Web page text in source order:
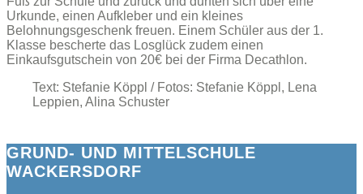
Urkunde, einen Aufkleber und ein kleines
Belohnungsgeschenk freuen. Einem Schüler aus der 1.
Klasse bescherte das Losglück zudem einen
Einkaufsgutschein von 20€ bei der Firma Decathlon.
Text: Stefanie Köppl / Fotos: Stefanie Köppl, Lena
Leppien, Alina Schuster
GRUND- UND MITTELSCHULE
WACKERSDORF